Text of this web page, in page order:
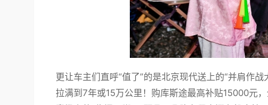
更让车主们直呼“值了”的是北京现代送上的“并肩作
拉满到7年或15万公里！购库斯途最高补贴15000元